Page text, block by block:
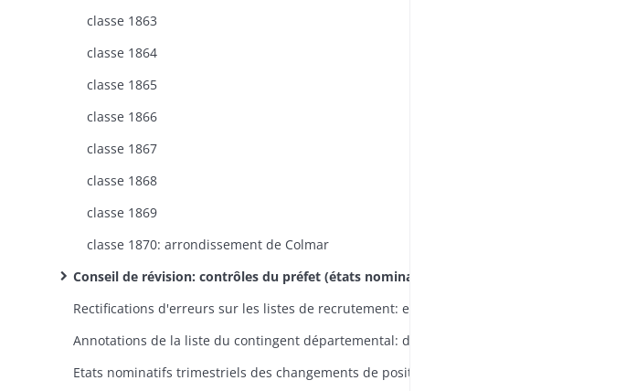
classe 1863
classe 1864
classe 1865
classe 1866
classe 1867
classe 1868
classe 1869
classe 1870: arrondissement de Colmar
Conseil de révision: contrôles du préfet (états nominatifs par canton des conscrits, indiquant les décisions du conseil de révision)